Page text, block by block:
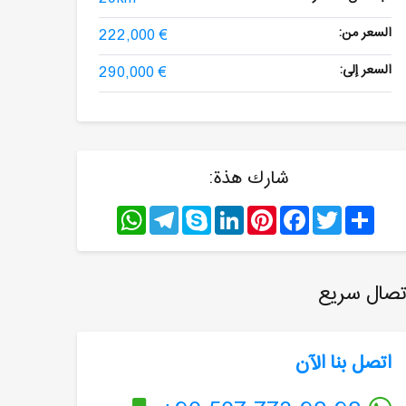
السعر من: 222,000 €
السعر إلى: 290,000 €
شارك هذة:
Share
Twitter
Facebook
Pinterest
LinkedIn
Skype
Telegram
WhatsApp
سريع
اتصل بنا الآن